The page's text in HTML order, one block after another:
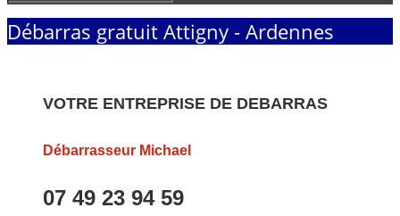
Débarras gratuit Attigny - Ardennes
VOTRE ENTREPRISE DE DEBARRAS
Débarrasseur Michael
07 49 23 94 59